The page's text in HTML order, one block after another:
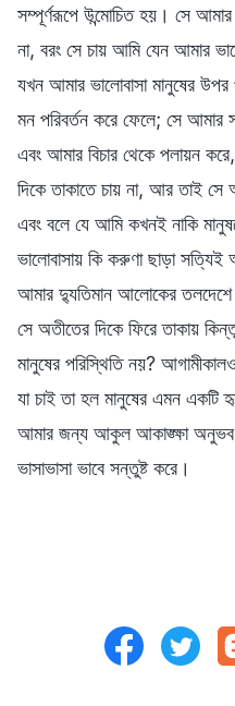
সম্পূর্ণরূপে উন্মোচিত হয়। সে
না, বরং সে চায় আমি যেন আমার
যখন আমার ভালোবাসা মানুষের উপর
মন পরিবর্তন করে ফেলে; সে আমার
এবং আমার বিচার থেকে পলায়ন
দিকে তাকাতে চায় না, আর তাই সে
এবং বলে যে আমি কখনই নাকি
ভালোবাসায় কি করুণা ছাড়া
আমার দ্যুতিমান আলোকের তলদেশে
সে অতীতের দিকে ফিরে তাকায়
মানুষের পরিস্থিতি নয়?
যা চাই তা হল মানুষের এমন
আমার জন্য আকুল আকাঙ্ক্ষা
ভাসাভাসা ভাবে সন্তুষ্ট করে।